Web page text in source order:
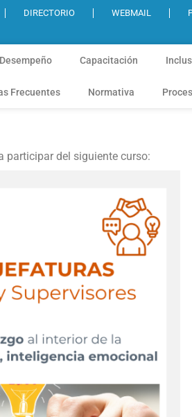
DIRECTORIO WEBMAIL
Capacitación
Frecuentes Normativa
participar del siguiente curso: